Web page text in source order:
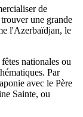
de
une grande
l'Azerbaïdjan, le
nationales ou
Par
avec le Père
Sainte, ou